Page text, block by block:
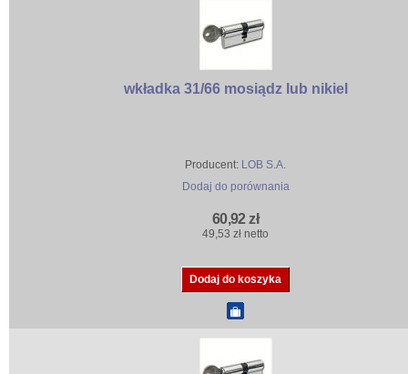
wkładka 31/66 mosiądz lub nikiel
Producent: LOB S.A.
Dodaj do porównania
60,92 zł
49,53 zł netto